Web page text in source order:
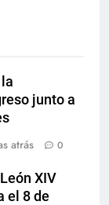
junto a
atrás 0
XIV
el 8 de